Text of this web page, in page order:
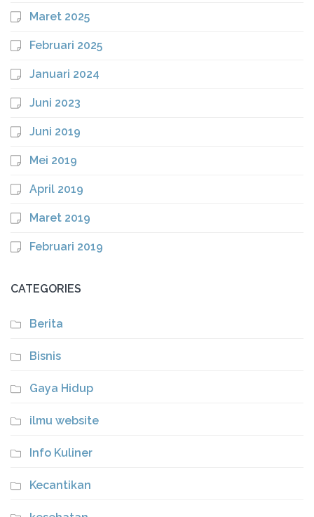
Maret 2025
Februari 2025
Januari 2024
Juni 2023
Juni 2019
Mei 2019
April 2019
Maret 2019
Februari 2019
CATEGORIES
Berita
Bisnis
Gaya Hidup
ilmu website
Info Kuliner
Kecantikan